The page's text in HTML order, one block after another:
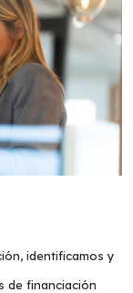
identificamos y
de financiación